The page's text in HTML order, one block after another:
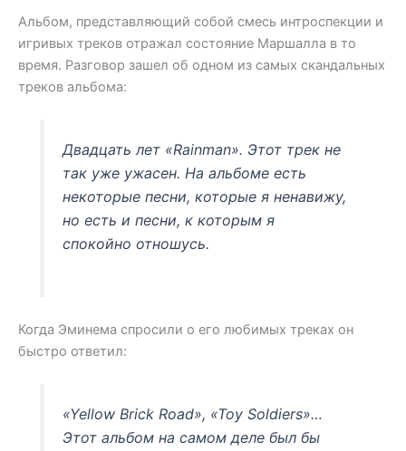
Альбом, представляющий собой смесь интроспекции и
игривых треков отражал состояние Маршалла в то
время. Разговор зашел об одном из самых скандальных
треков альбома:
Двадцать лет «Rainman». Этот трек не
так уже ужасен. На альбоме есть
некоторые песни, которые я ненавижу,
но есть и песни, к которым я
спокойно отношусь.
Когда Эминема спросили о его любимых треках он
быстро ответил:
«Yellow Brick Road», «Toy Soldiers»…
Этот альбом на самом деле был бы